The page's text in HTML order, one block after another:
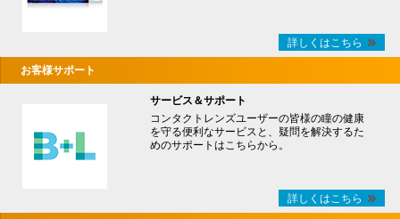
詳しくはこちら
お客様サポート
サービス＆サポート
コンタクトレンズユーザーの皆様の瞳の健康
を守る便利なサービスと、疑問を解決するた
めのサポートはこちらから。
詳しくはこちら